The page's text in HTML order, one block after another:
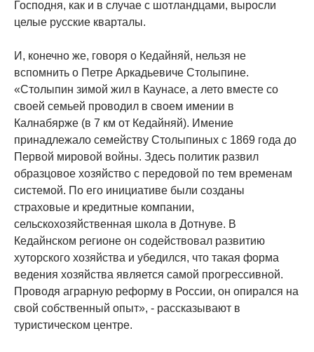
Господня, как и в случае с шотландцами, выросли
целые русские кварталы.
И, конечно же, говоря о Кедайняй, нельзя не
вспомнить о Петре Аркадьевиче Столыпине.
«Столыпин зимой жил в Каунасе, а лето вместе со
своей семьей проводил в своем имении в
Калнабярже (в 7 км от Кедайняй). Имение
принадлежало семейству Столыпиных с 1869 года до
Первой мировой войны. Здесь политик развил
образцовое хозяйство с передовой по тем временам
системой. По его инициативе были созданы
страховые и кредитные компании,
сельскохозяйственная школа в Дотнуве. В
Кедайнском регионе он содействовал развитию
хуторского хозяйства и убедился, что такая форма
ведения хозяйства является самой прогрессивной.
Проводя аграрную реформу в России, он опирался на
свой собственный опыт», - рассказывают в
туристическом центре.